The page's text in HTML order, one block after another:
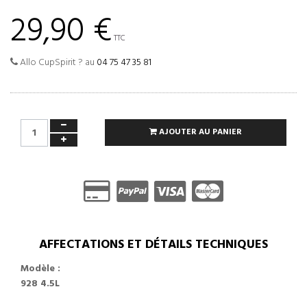
29,90 € TTC
Allo CupSpirit ? au 04 75 47 35 81
AJOUTER AU PANIER
AFFECTATIONS ET DÉTAILS TECHNIQUES
Modèle :
928 4.5L